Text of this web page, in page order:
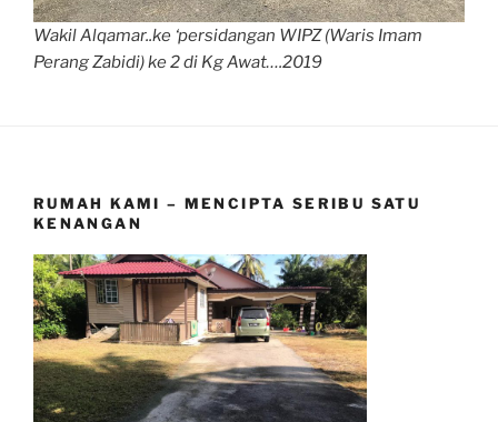
Wakil Alqamar..ke ‘persidangan WIPZ (Waris Imam
Perang Zabidi) ke 2 di Kg Awat….2019
RUMAH KAMI – MENCIPTA SERIBU SATU
KENANGAN